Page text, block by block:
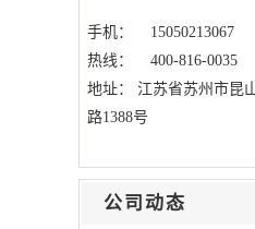
手机： 15050213067
热线： 400-816-0035
地址： 江苏省苏州市昆
路1388号
公司动态